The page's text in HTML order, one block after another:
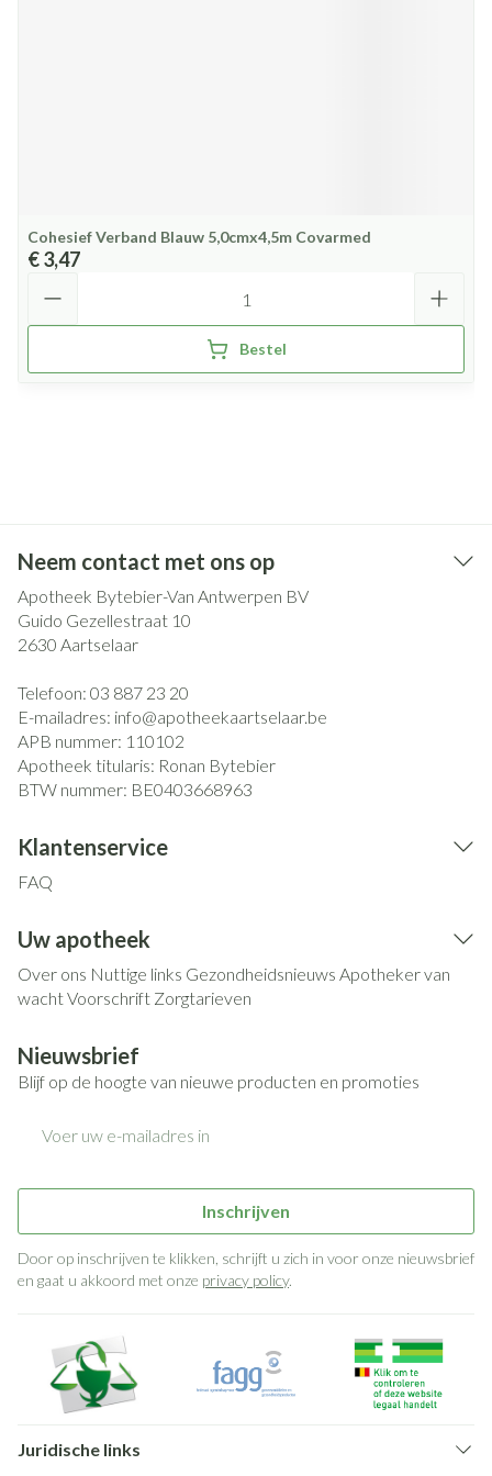
Cohesief Verband Blauw 5,0cmx4,5m Covarmed
€ 3,47
Bestel
Neem contact met ons op
Apotheek Bytebier-Van Antwerpen BV
Guido Gezellestraat 10
2630 Aartselaar
Telefoon: 03 887 23 20
E-mailadres: info@apotheekaartselaar.be
APB nummer: 110102
Apotheek titularis: Ronan Bytebier
BTW nummer: BE0403668963
Klantenservice
FAQ
Uw apotheek
Over ons Nuttige links Gezondheidsnieuws Apotheker van
wachtVoorschrift Zorgtarieven
Nieuwsbrief
Blijf op de hoogte van nieuwe producten en promoties
Inschrijven
Door op inschrijven te klikken, schrijft u zich in voor onze nieuwsbrief
en gaat u akkoord met onze privacy policy.
Juridische links